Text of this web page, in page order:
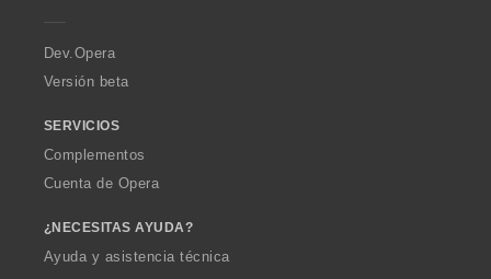
a
Dev.Opera
Versión beta
SERVICIOS
Complementos
Cuenta de Opera
¿NECESITAS AYUDA?
Ayuda y asistencia técnica